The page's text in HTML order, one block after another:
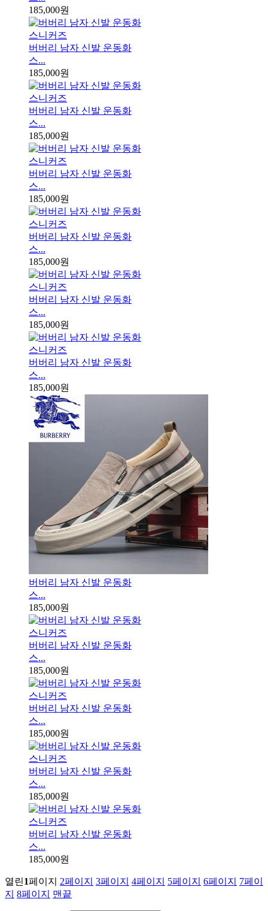
185,000원
버버리 남자 신발 운동화
스...
185,000원
버버리 남자 신발 운동화
스...
185,000원
버버리 남자 신발 운동화
스...
185,000원
버버리 남자 신발 운동화
스...
185,000원
버버리 남자 신발 운동화
스...
185,000원
버버리 남자 신발 운동화
스...
185,000원
버버리 남자 신발 운동화
스...
185,000원
버버리 남자 신발 운동화
스...
185,000원
버버리 남자 신발 운동화
스...
185,000원
버버리 남자 신발 운동화
스...
185,000원
버버리 남자 신발 운동화
스...
185,000원
열린1페이지 2페이지 3페이지 4페이지 5페이지 6페이지 7페이
지 8페이지 맨끝